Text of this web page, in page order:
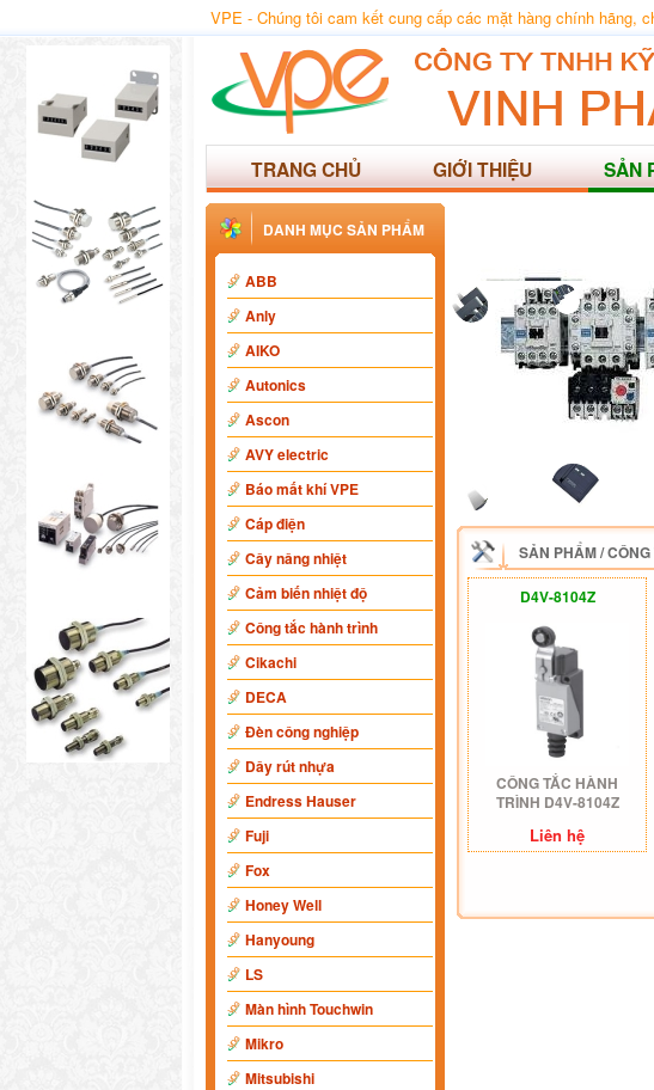
VPE - Chúng tôi cam kết cung cấp các mặt hàng chính hãng,
TRANG CHỦ GIỚI THIỆU SẢN
DANH MỤC SẢN PHẨM
ABB
Anly
AIKO
Autonics
Ascon
AVY electric
Báo mất khí VPE
Cáp điện
Cây nâng nhiệt
Cảm biến nhiệt độ
Công tắc hành trình
Cikachi
DECA
Đèn công nghiệp
Dây rút nhựa
Endress Hauser
Fuji
Fox
Honey Well
Hanyoung
LS
Màn hình Touchwin
Mikro
Mitsubishi
SẢN PHẨM/
D4V-8104Z
CÔNG TẮC HÀNH
TRÌNH D4V-8104Z
Liên hệ